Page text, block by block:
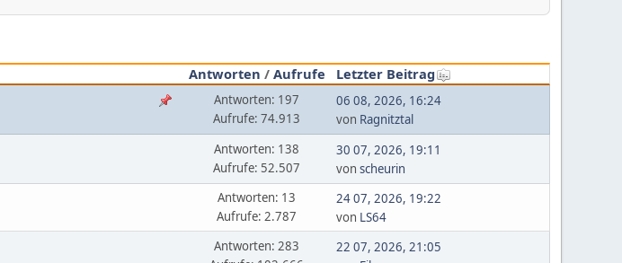
Antworten / Aufrufe
Letzter Beitrag
Antworten: 197
Aufrufe: 74.913
06 08, 2026, 16:24
von Ragnitztal
Antworten: 138
Aufrufe: 52.507
30 07, 2026, 19:11
vonscheurin
Antworten: 13
Aufrufe: 2.787
24 07, 2026, 19:22
von LS64
Antworten: 283
22 07, 2026, 21:05